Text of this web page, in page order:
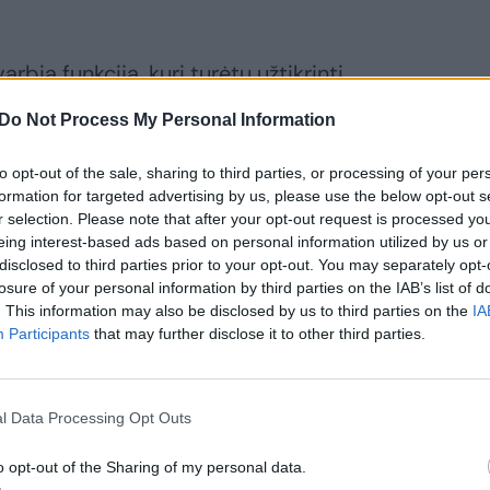
Do Not Process My Personal Information
opt-out of the sale, sharing to third parties, or processing of your
for targeted advertising by us, please use the below opt-out
selection. Please note that after your opt-out request is processed
interest-based ads based on personal information utilized by us
to third parties prior to your opt-out. You may separately
of your personal information by third parties on the IAB’s list of
This information may also be disclosed by us to third parties on the
Participants that may further disclose it to other third parties.
Data Processing Opt Outs
opt-out of the Sharing of my personal data.
funkciją, kuri turėtų užtikrinti
ir savivaldybės“, – tikina
pagrindinių 18 funkcijų
pareigų, todėl tiesioginės
nėra atskaitingi savivaldybių
proc. neatitinka veiklos srities,
pareigybės aprašyme.